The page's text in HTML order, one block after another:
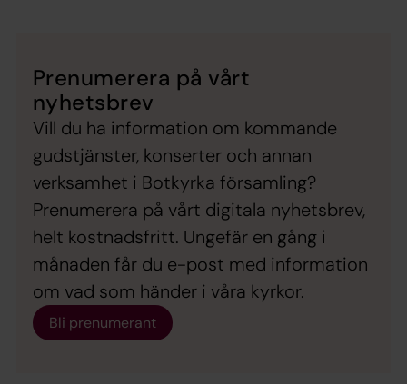
Prenumerera på vårt
nyhetsbrev
Vill du ha information om kommande
gudstjänster, konserter och annan
verksamhet i Botkyrka församling?
Prenumerera på vårt digitala nyhetsbrev,
helt kostnadsfritt. Ungefär en gång i
månaden får du e-post med information
om vad som händer i våra kyrkor.
Bli prenumerant